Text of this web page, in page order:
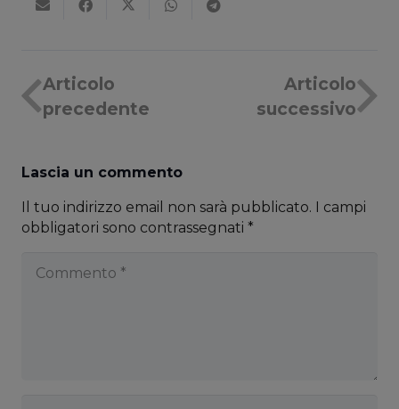
Articolo
precedente
Articolo
successivo
Lascia un commento
Il tuo indirizzo email non sarà pubblicato. I campi
obbligatori sono contrassegnati *